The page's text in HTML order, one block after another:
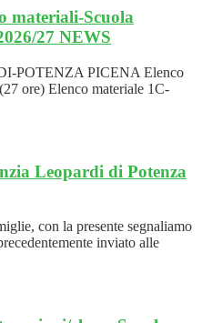
materiali-Scuola
27 NEWS
POTENZA PICENA Elenco
ore) Elenco materiale 1C-
Leopardi di Potenza
con la presente segnaliamo
inviato alle